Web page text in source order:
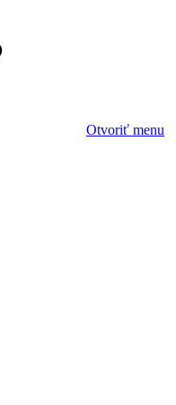
Otvoriť menu